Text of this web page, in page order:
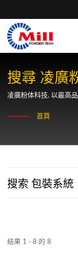
搜尋 凌廣
凌廣粉体科技, 以最高
首頁
搜索 包裝系統
結果 1 - 8 的 8